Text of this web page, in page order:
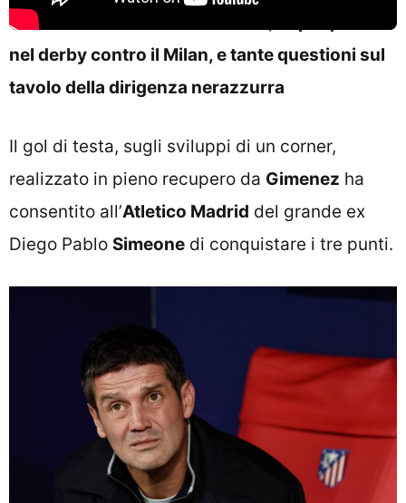
Seconda sconfitta consecutiva, dopo quella
nel derby contro il Milan, e tante questioni sul
tavolo della dirigenza nerazzurra
Il gol di testa, sugli sviluppi di un corner,
realizzato in pieno recupero da Gimenez ha
consentito all’Atletico Madrid del grande ex
Diego Pablo Simeone di conquistare i tre punti.